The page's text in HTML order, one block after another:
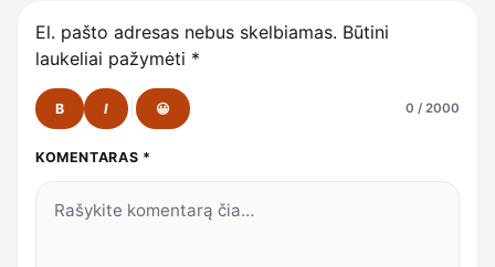
El. pašto adresas nebus skelbiamas. Būtini
laukeliai pažymėti *
B I 😀 0 / 2000
KOMENTARAS *